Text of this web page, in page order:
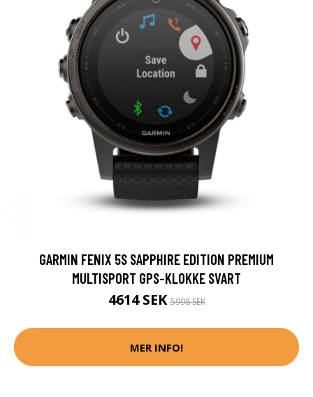
GARMIN FENIX 5S SAPPHIRE EDITION PREMIUM
MULTISPORT GPS-KLOKKE SVART
4614 SEK5998 SEK
MER INFO!